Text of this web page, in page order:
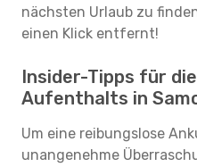
nächsten Urlaub zu
einen Klick entfernt!
Insider-Tipps für
Aufenthalts in
Um eine reibungslose
unangenehme